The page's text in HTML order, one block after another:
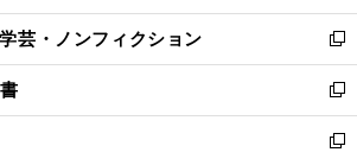
開
く
ウ
で
開
く
ン
ド
ウ
で
開
く
ウ
ィ
ン
ド
ウ
で
芸・ノンフィクション
新
し
い
ウ
ィ
新
し
い
新